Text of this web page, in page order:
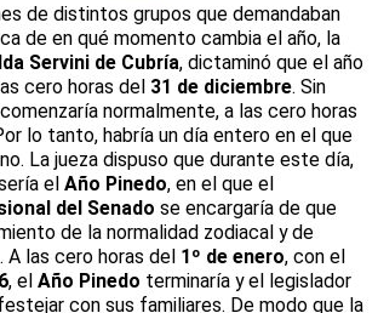
de distintos grupos que demandaban
de en qué momento cambia el año, la
Servini de Cubría, dictaminó que el año
cero horas del 31 de diciembre. Sin
comenzaría normalmente, a las cero horas
lo tanto, habría un día entero en el que
La jueza dispuso que durante este día,
el Año Pinedo, en el que el
del Senado se encargaría de que
de la normalidad zodiacal y de
las cero horas del 1º de enero, con el
, el Año Pinedo terminaría y el legislador
con sus familiares. De modo que la